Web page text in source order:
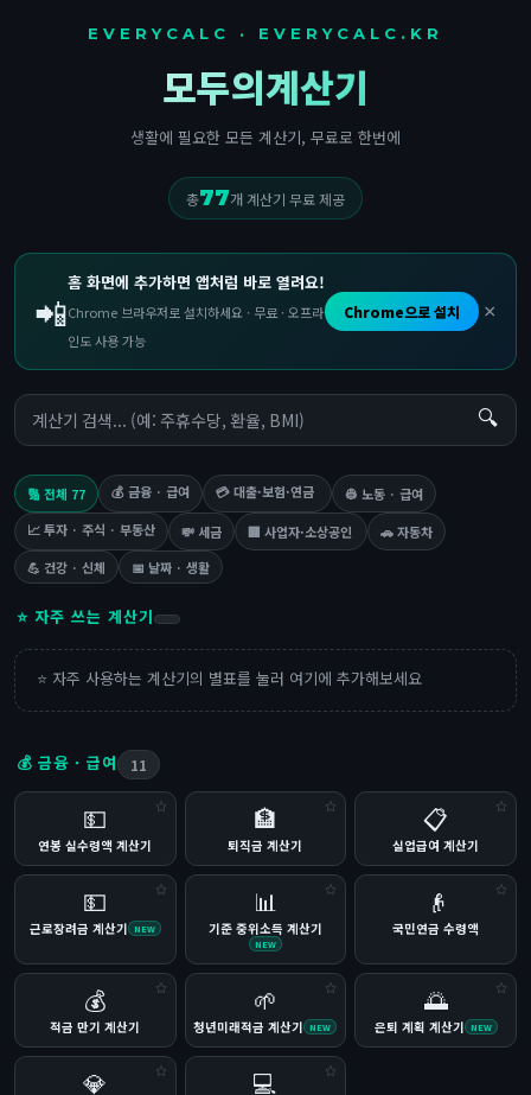
EVERYCALC · EVERYCALC.KR
모두의계산기
생활에 필요한 모든 계산기, 무료로 한번에
총77개 계산기 무료 제공
📲
홈 화면에 추가하면 앱처럼 바로 열려요!
Chrome 브라우저로 설치하세요 · 무료 · 오프라
인도 사용 가능
Chrome으로 설치 ×
🔍
🔢 전체 77 💰 금융 · 급여 💳 대출·보험·연금
👷 노동 · 급여
📈 투자 · 주식 · 부동산
💸 세금 🏢 사업자·소상공인
🚗 자동차
💪 건강 · 신체
📅 날짜 · 생활
⭐ 자주 쓰는 계산기
⭐ 자주 사용하는 계산기의 별표를 눌러 여기에 추가해보세요
💰 금융 · 급여 11
💵
연봉 실수령액 계산기
🏦
퇴직금 계산기
📋
실업급여 계산기
💵
근로장려금 계산기 NEW
📊
기준 중위소득 계산기
NEW
👴
국민연금 수령액
💰
적금 만기 계산기
🌱
청년미래적금 계산기 NEW
🌅
은퇴 계획 계산기 NEW
💎 💻